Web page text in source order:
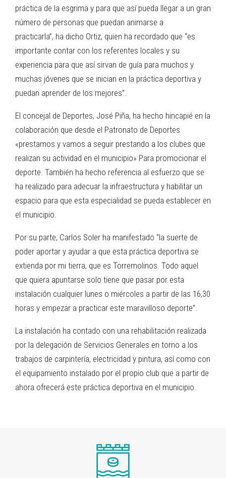
práctica de la esgrima y para que así pueda llegar a un gran
número de personas que puedan animarse a
practicarla”, ha dicho Ortiz, quien ha recordado que “es
importante contar con los referentes locales y su
experiencia para que así sirvan de guía para muchos y
muchas jóvenes que se inician en la práctica deportiva y
puedan aprender de los mejores”.
El concejal de Deportes, José Piña, ha hecho hincapié en la
colaboración que desde el Patronato de Deportes
«prestamos y vamos a seguir prestando a los clubes que
realizan su actividad en el municipio» Para promocionar el
deporte. También ha hecho referencia al esfuerzo que se
ha realizado para adecuar la infraestructura y habilitar un
espacio para que esta especialidad se pueda establecer en
el municipio.
Por su parte, Carlos Soler ha manifestado “la suerte de
poder aportar y ayudar a que esta práctica deportiva se
extienda por mi tierra, que es Torremolinos. Todo aquel
que quiera apuntarse solo tiene que pasar por esta
instalación cualquier lunes o miércoles a partir de las 16,30
horas y empezar a practicar este maravilloso deporte”.
La instalación ha contado con una rehabilitación realizada
por la delegación de Servicios Generales en torno a los
trabajos de carpintería, electricidad y pintura, así como con
el equipamiento instalado por el propio club que a partir de
ahora ofrecerá este práctica deportiva en el municipio.